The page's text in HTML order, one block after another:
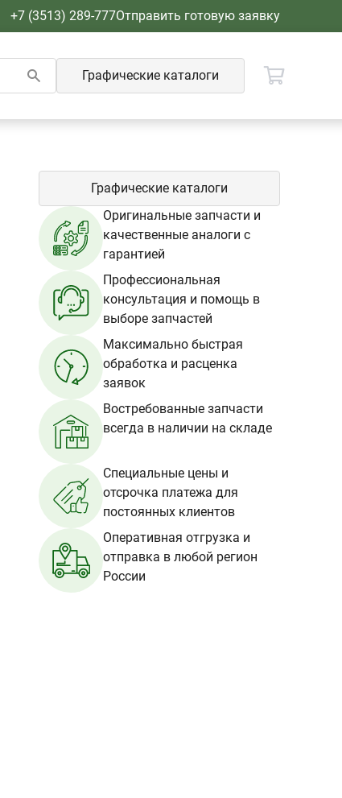
+7 (3513) 289-777Отправить готовую заявку
Графические каталоги
Графические каталоги
Оригинальные запчасти и
качественные аналоги с
гарантией
Профессиональная
консультация и помощь в
выборе запчастей
Максимально быстрая
обработка и расценка
заявок
Востребованные запчасти
всегда в наличии на складе
Специальные цены и
отсрочка платежа для
постоянных клиентов
Оперативная отгрузка и
отправка в любой регион
России